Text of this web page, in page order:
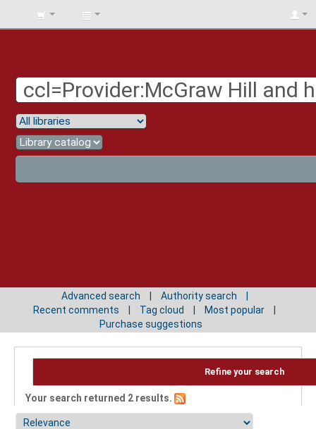
BIBLIOTECA
Advanced search
Authority search
Recent comments
Tag cloud
Most popular
Purchase suggestions
Refine your search
Your search returned 2 results.